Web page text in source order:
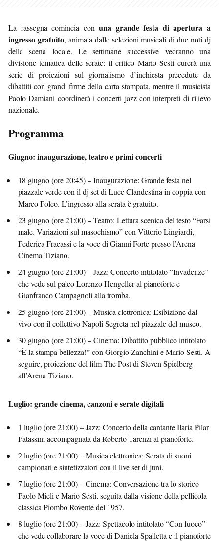
La rassegna comincia conuna grande festa di apertura a
ingresso gratuito, animata dalle selezioni musicali di due noti dj
della scena locale. Le settimane successive vedranno una
divisione tematica delle serate: il critico Mario Sesti curerà una
serie di proiezioni sul giornalismo d’inchiesta precedute da
dibattiti con grandi firme della carta stampata, mentre il musicista
Paolo Damiani coordinerà i concerti jazz con interpreti di rilievo
nazionale.
Programma
Giugno: inaugurazione, teatro e primi concerti
18 giugno (ore 20:45) – Inaugurazione: Grande festa nel
piazzale verde con il dj set di Luce Clandestina in coppia con
Marco Folco. L’ingresso alla serata è gratuito.
23 giugno (ore 21:00) – Teatro: Lettura scenica del testo “Farsi
male. Variazioni sul masochismo” con Vittorio Lingiardi,
Federica Fracassi e la voce di Gianni Forte presso l’Arena
Cinema Tiziano.
24 giugno (ore 21:00) – Jazz: Concerto intitolato “Invadenze”
che vede sul palco Lorenzo Hengeller al pianoforte e
Gianfranco Campagnoli alla tromba.
25 giugno (ore 21:00) – Musica elettronica: Esibizione dal
vivo con il collettivo Napoli Segreta nel piazzale del museo.
30 giugno (ore 21:00) – Cinema: Dibattito pubblico intitolato
“È la stampa bellezza!” con Giorgio Zanchini e Mario Sesti. A
seguire, proiezione del film The Post di Steven Spielberg
all’Arena Tiziano.
Luglio: grande cinema, canzoni e serate digitali
1 luglio (ore 21:00) – Jazz: Concerto della cantante Ilaria Pilar
Patassini accompagnata da Roberto Tarenzi al pianoforte.
2 luglio (ore 21:00) – Musica elettronica: Serata di suoni
campionati e sintetizzatori con il live set di juni.
7 luglio (ore 21:00) – Cinema: Conversazione tra lo storico
Paolo Mieli e Mario Sesti, seguita dalla visione della pellicola
classica Piombo Rovente del 1957.
8 luglio (ore 21:00) – Jazz: Spettacolo intitolato “Con fuoco”
che vede collaborare la voce di Daniela Spalletta e il pianoforte